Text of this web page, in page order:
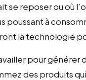
se reposer ou où
poussant à
la technologie
pour
des produits